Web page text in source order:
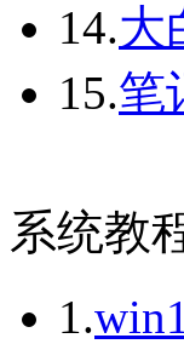
14.大
15.笔
系统教
1.